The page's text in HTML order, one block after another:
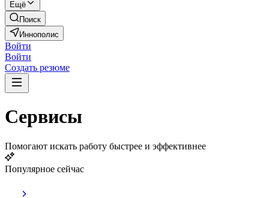
Ещё
Поиск
Иннополис
Войти
Войти
Создать резюме
Сервисы
Помогают искать работу быстрее и эффективнее
Популярное сейчас